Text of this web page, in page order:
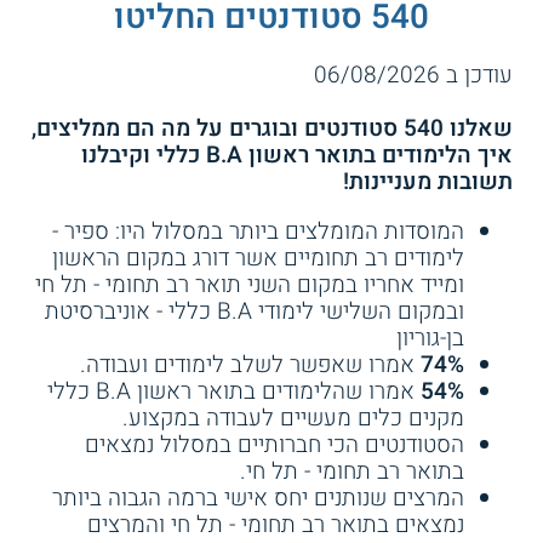
במערך אשכול, במסגרת הלימודים הרב
מותאמים במיוחד לאנשים עובדים. משך
בתואר הראשון ללימודים רב תחומיים
מתקיימת תכנית לימודי ערב, במסלול הדו חוגי.
תל-חי אוניברסיטת קריית שמונה בגליל:
בתל-חי אוניברסיטת קריית שמונה בגליל
מתקיים תואר ראשון בשירותי אנוש ולימודים
רב-תחומיים במסלול ייעודי לאנשים עובדים.
המכללה האקדמית צפת:במכללה האקדמית
צפת מתקיימת תכנית ללימודים רב תחומיים,
שבה הסטודנטים יכולים לבחור בין כמה
מסלולים ובהם כלכלה וניהול, קרימינולוגיה
אשכול
שירות אישי חינם
4.0
אריאל - תואר רב תחומי
שירות אישי חינם
(35)
3.8
שירות אישי חינם
540 סטודנטים החליטו
עודכן ב 06/08/2026
שאלנו 540 סטודנטים ובוגרים על מה הם ממליצים,
איך הלימודים בתואר ראשון B.A כללי וקיבלנו
תשובות מעניינות!
המוסדות המומלצים ביותר במסלול היו: ספיר -
לימודים רב תחומיים אשר דורג במקום הראשון
ומייד אחריו במקום השני תואר רב תחומי - תל חי
ובמקום השלישי לימודי B.A כללי - אוניברסיטת
בן-גוריון
74% אמרו שאפשר לשלב לימודים ועבודה.
54% אמרו שהלימודים בתואר ראשון B.A כללי
מקנים כלים מעשיים לעבודה במקצוע.
הסטודנטים הכי חברותיים במסלול נמצאים
בתואר רב תחומי - תל חי.
המרצים שנותנים יחס אישי ברמה הגבוה ביותר
נמצאים בתואר רב תחומי - תל חי והמרצים